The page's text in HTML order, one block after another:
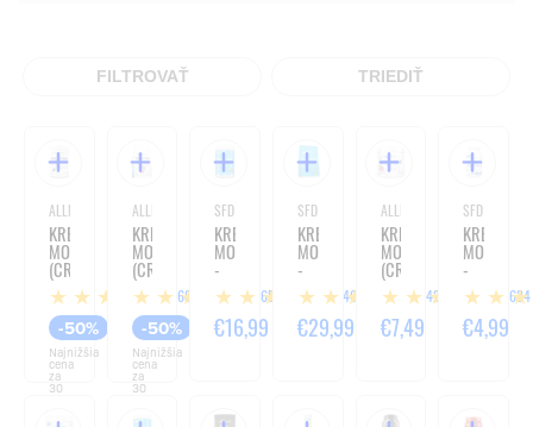
FILTROVAŤ TRIEDIŤ
ALLNUTRITION
KREATÍN
MONOHYDRÁT
(CREATINE
MUSCLE
MAX)
-
500G
1685
-50% €8,49
Najnižšia
cena
za
30
ALLNUTRITION
KREATÍN
MONOHYDRÁT
(CREATINE
MUSCLE
MAX)
-
1000G
1657
-50% €14,99
Najnižšia
cena
za
30
SFD NUTRITION
KREATÍN
MONOHYDRÁT
-
500G 1469
€16,99
SFD NUTRITION
KREATÍN
MONOHYDRÁT
-
1000G 1425
€29,99
ALLNUTRITION
KREATÍN
MONOHYDRÁT
(CREATINE
MUSCLE
MAX)
-
250G
1634
€7,49
SFD
KREATÍN
-
120
TABLIET
€4,99